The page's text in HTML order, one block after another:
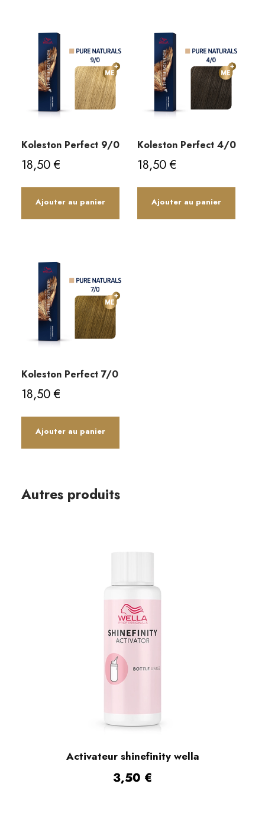
Koleston Perfect 9/0
18,50€
Ajouter au panier
Koleston Perfect 4/0
18,50€
Ajouter au panier
Koleston Perfect 7/0
18,50€
Ajouter au panier
Autres produits
Activateur shinefinity wella
3,50 €